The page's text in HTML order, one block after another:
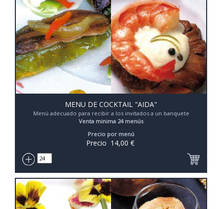
MENU DE COCKTAIL "AIDA"
Menú adecuado para recibir a los invitados a un banquete
Venta minima 24 menús
Precio por menú
Precio 14,00 €